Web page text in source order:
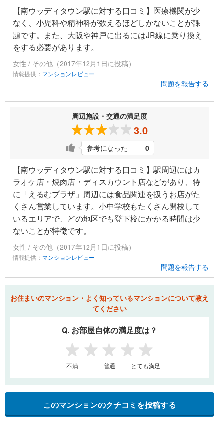
【南ウッディタウン駅に対する口コミ】医療機関が少
なく、小児科や精神科が数えるほどしかないことが課
題です。また、大阪や神戸に出るにはJR線に乗り換え
をする必要があります。
女性 / その他（2017年12月1日に投稿）
情報提供： マンションレビュー
問題を報告する
周辺施設・交通の満足度
3.0
参考になった 0
【南ウッディタウン駅に対する口コミ】駅周辺にはカ
ラオケ店・焼肉店・ディスカウント店などがあり、特
に「えるむプラザ」周辺には食品関連を扱うお店がた
くさん営業しています。小中学校もたくさん開校して
いるエリアで、どの地区でも登下校にかかる時間は少
ないことが特徴です。
女性 / その他（2017年12月1日に投稿）
情報提供： マンションレビュー
問題を報告する
お住まいのマンション・よく知っているマンションについて教え
てください
Q. お部屋自体の満足度は？
1 2 3 4 5
不満 普通 とても満足
このマンションのクチコミを投稿する